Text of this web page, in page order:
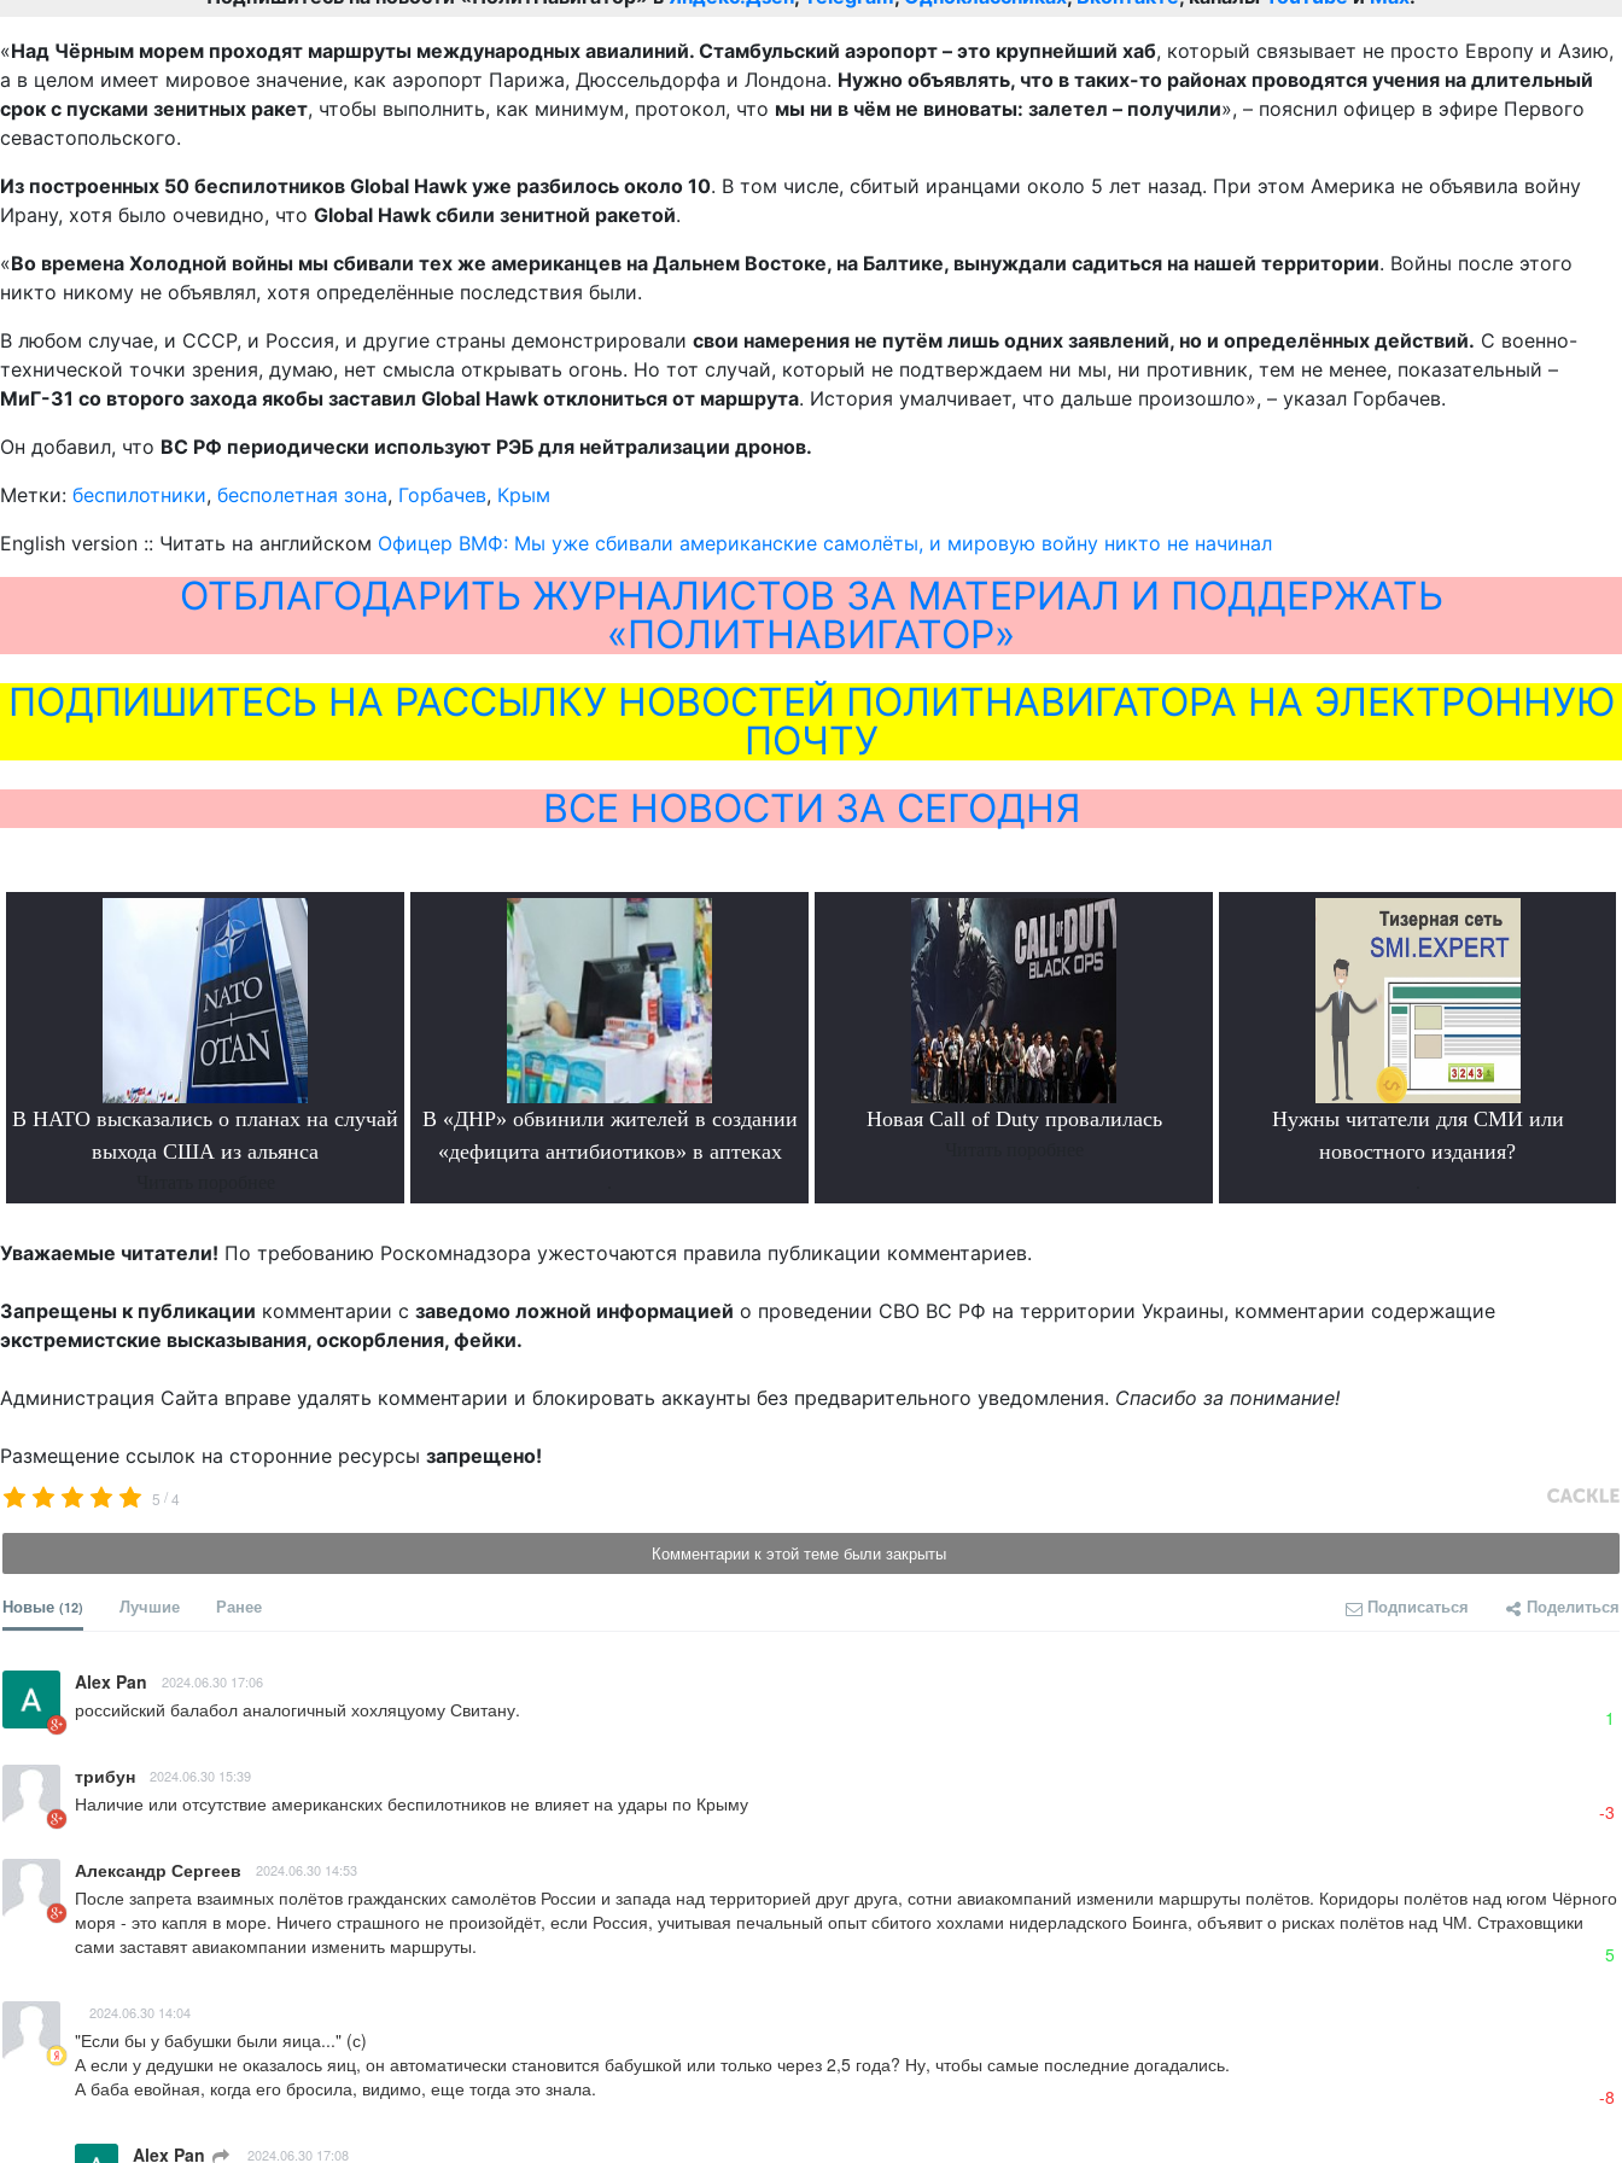
«Над Чёрным морем проходят маршруты международных авиалиний. Стамбульский аэропорт – это крупнейший хаб, который связывает не просто Европу и Азию,
а в целом имеет мировое значение, как аэропорт Парижа, Дюссельдорфа и Лондона. Нужно объявлять, что в таких-то районах проводятся учения на длительный
срок с пусками зенитных ракет, чтобы выполнить, как минимум, протокол, что мы ни в чём не виноваты: залетел – получили», – пояснил офицер в эфире Первого
севастопольского.
Из построенных 50 беспилотников Global Hawk уже разбилось около 10. В том числе, сбитый иранцами около 5 лет назад. При этом Америка не объявила войну
Ирану, хотя было очевидно, что Global Hawk сбили зенитной ракетой.
«Во времена Холодной войны мы сбивали тех же американцев на Дальнем Востоке, на Балтике, вынуждали садиться на нашей территории. Войны после этого
никто никому не объявлял, хотя определённые последствия были.
В любом случае, и СССР, и Россия, и другие страны демонстрировали свои намерения не путём лишь одних заявлений, но и определённых действий. С военно-
технической точки зрения, думаю, нет смысла открывать огонь. Но тот случай, который не подтверждаем ни мы, ни противник, тем не менее, показательный –
МиГ-31 со второго захода якобы заставил Global Hawk отклониться от маршрута. История умалчивает, что дальше произошло», – указал Горбачев.
Он добавил, что ВС РФ периодически используют РЭБ для нейтрализации дронов.
Метки: беспилотники, бесполетная зона, Горбачев, Крым
English version :: Читать на английском Офицер ВМФ: Мы уже сбивали американские самолёты, и мировую войну никто не начинал
ОТБЛАГОДАРИТЬ ЖУРНАЛИСТОВ ЗА МАТЕРИАЛ И ПОДДЕРЖАТЬ
«ПОЛИТНАВИГАТОР»
ПОДПИШИТЕСЬ НА РАССЫЛКУ НОВОСТЕЙ ПОЛИТНАВИГАТОРА НА ЭЛЕКТРОННУЮ
ПОЧТУ
ВСЕ НОВОСТИ ЗА СЕГОДНЯ
В НАТО высказались о планах на случай
выхода США из альянса
В «ДНР» обвинили жителей в создании
«дефицита антибиотиков» в аптеках
Новая Call of Duty провалилась
Нужны читатели для СМИ или
новостного издания?
Уважаемые читатели! По требованию Роскомнадзора ужесточаются правила публикации комментариев.
Запрещены к публикации комментарии с заведомо ложной информацией о проведении СВО ВС РФ на территории Украины, комментарии содержащие
экстремистские высказывания, оскорбления, фейки.
Администрация Сайта вправе удалять комментарии и блокировать аккаунты без предварительного уведомления. Спасибо за понимание!
Размещение ссылок на сторонние ресурсы запрещено!
5 /4
Комментарии к этой теме были закрыты
Новые (12) Лучшие Ранее Подписаться Поделиться
Alex Pan 2024.06.30 17:06
российский балабол аналогичный хохляцуому Свитану. 1
трибун 2024.06.30 15:39
Наличие или отсутствие американских беспилотников не влияет на удары по Крыму -3
Александр Сергеев 2024.06.30 14:53
После запрета взаимных полётов гражданских самолётов России и запада над территорией друг друга, сотни авиакомпаний изменили маршруты полётов. Коридоры полётов над югом Чёрного
моря - это капля в море. Ничего страшного не произойдёт, если Россия, учитывая печальный опыт сбитого хохлами нидерладского Боинга, объявит о рисках полётов над ЧМ. Страховщики
сами заставят авиакомпании изменить маршруты.
5
2024.06.30 14:04
"Если бы у бабушки были яица..." (с)
А если у дедушки не оказалось яиц, он автоматически становится бабушкой или только через 2,5 года? Ну, чтобы самые последние догадались.
А баба евойная, когда его бросила, видимо, еще тогда это знала.
-8
Alex Pan 2024.06.30 17:08